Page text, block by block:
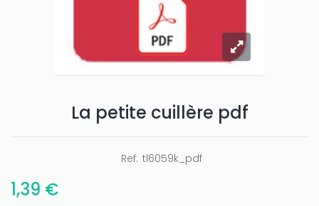
La petite cuillère pdf
Ref: tl6059k_pdf
1,39 €